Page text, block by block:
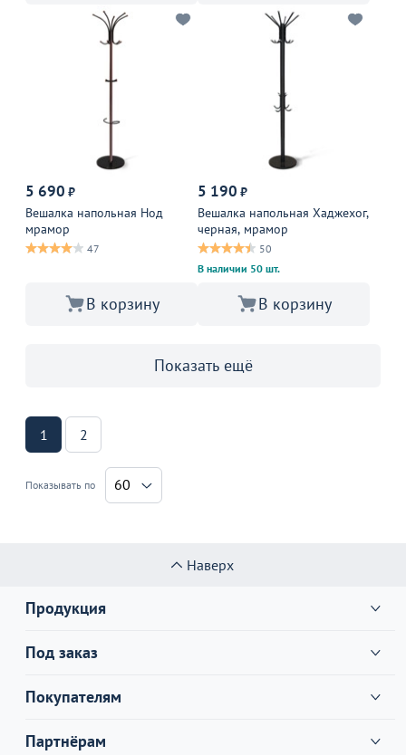
5 690 ₽
Вешалка напольная Нод
мрамор
47
В корзину
5 190 ₽
Вешалка напольная Хаджехог,
черная, мрамор
50
В наличии 50 шт.
В корзину
Показать ещё
1 2
Показывать по 60
Наверх
Продукция
Под заказ
Покупателям
Партнёрам